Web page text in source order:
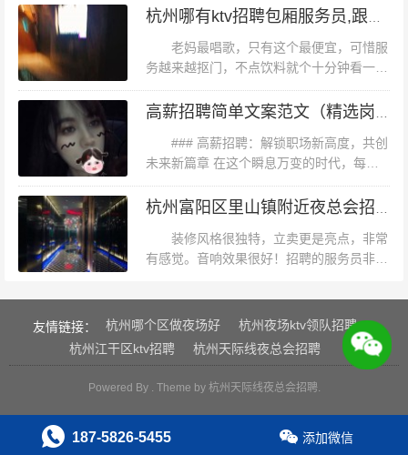
持）的了解； - 强调快速适应高强度工作节奏的能力。 *老
白提醒：* 提前调研公司业务，避免回答“对行业一无所知”
的尴尬。 ### **三、避坑指南：这些雷区千万别踩** - **警
惕“高薪陷阱”**：杭州部分小公司以“
为地区性招聘交流的重要渠道，其文案管理
老妈最唱歌，只有这个最便宜，可惜服
务越来越抠门，不点饮料就个十分钟看一
下，很讨厌环境挺好的，音质也不错哦，每
次朋友聚会的必须之地啊店家服务态度很
### 高薪招聘：解锁职场新高度，共创
未来新篇章 在这个瞬息万变的时代，每一
个企业都在寻找着能够引领变革、推动发展
的核心力量。我们，一家致力于创新与卓越
装修风格很独特，立卖更是亮点，非常
有感觉。音响效果很好！招聘的服务员非常
挺大的整体干净～歌曲很全麦克风声音可以
服务很棒！我们原先的房间的空调坏了后...
友情链接： 杭州哪个区做夜场好
杭州夜场ktv领队招聘
杭州江干区ktv招聘
杭州天际线夜总会招聘
Powered By . Theme by 杭州天际线夜总会招聘.
187-5826-5455 添加微信